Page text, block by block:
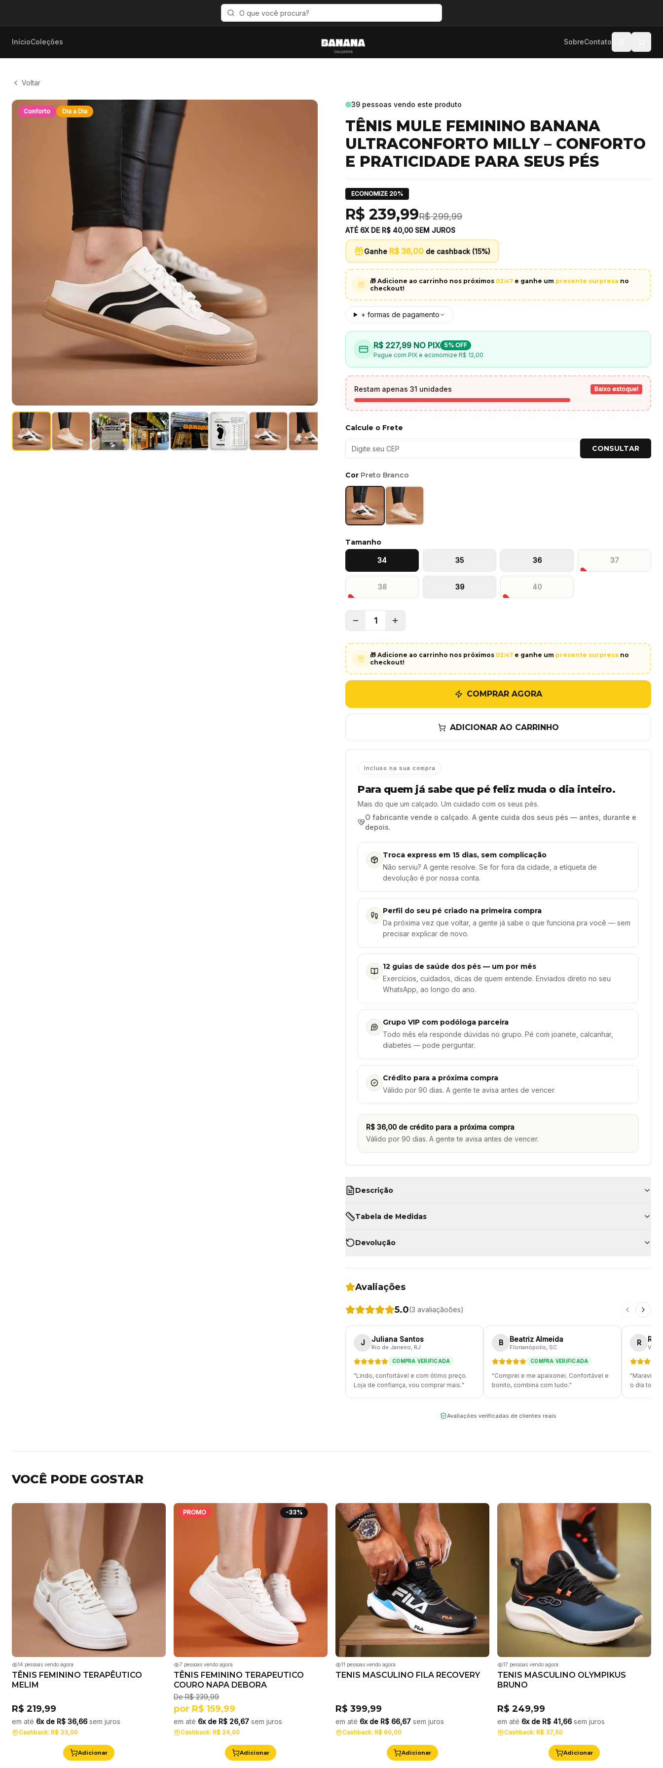
InícioColeções SobreContato
Voltar
Conforto Dia a Dia
39 pessoas vendo este produto
TÊNIS MULE FEMININO BANANA
ULTRACONFORTO MILLY – CONFORTO
E PRATICIDADE PARA SEUS PÉS
ECONOMIZE 20%
R$ 239,99R$ 299,99
ATÉ 6X DE R$ 40,00 SEM JUROS
Ganhe R$ 36,00 de cashback (15%)
🎁 Adicione ao carrinho nos próximos 02:45 e ganhe um presente surpresa no
checkout!
+ formas de pagamento
R$ 227,99 NO PIX 5% OFF
Pague com PIX e economize R$ 12,00
Restam apenas 31 unidades Baixo estoque!
Calcule o Frete
CONSULTAR
Cor Preto Branco
Tamanho
34 35 36 37
38 39 40
1
🎁 Adicione ao carrinho nos próximos 02:45 e ganhe um presente surpresa no
checkout!
COMPRAR AGORA
ADICIONAR AO CARRINHO
Incluso na sua compra
Para quem já sabe que pé feliz muda o dia inteiro.
Mais do que um calçado. Um cuidado com os seus pés.
O fabricante vende o calçado. A gente cuida dos seus pés — antes, durante e
depois.
Troca express em 15 dias, sem complicação
Não serviu? A gente resolve. Se for fora da cidade, a etiqueta de
devolução é por nossa conta.
Perfil do seu pé criado na primeira compra
Da próxima vez que voltar, a gente já sabe o que funciona pra você — sem
precisar explicar de novo.
12 guias de saúde dos pés — um por mês
Exercícios, cuidados, dicas de quem entende. Enviados direto no seu
WhatsApp, ao longo do ano.
Grupo VIP com podóloga parceira
Todo mês ela responde dúvidas no grupo. Pé com joanete, calcanhar,
diabetes — pode perguntar.
Crédito para a próxima compra
Válido por 90 dias. A gente te avisa antes de vencer.
R$ 36,00 de crédito para a próxima compra
Válido por 90 dias. A gente te avisa antes de vencer.
Descrição
Tabela de Medidas
Devolução
Avaliações
5.0(3 avaliaçãoões)
J Juliana Santos
Rio de Janeiro , RJ
COMPRA VERIFICADA
"Lindo, confortável e com ótimo preço.
Loja de confiança, vou comprar mais."
B Beatriz Almeida
Florianópolis , SC
COMPRA VERIFICADA
"Comprei e me apaixonei. Confortável e
bonito, combina com tudo."
R
"
o dia todo
Avaliações verificadas de clientes reais
VOCÊ PODE GOSTAR
14 pessoas vendo agora
TÊNIS FEMININO TERAPÊUTICO
MELIM
R$ 219,99
em até 6x de R$ 36,66 sem juros
Cashback: R$ 33,00
Adicionar
PROMO -33%
7 pessoas vendo agora
TÊNIS FEMININO TERAPEUTICO
COURO NAPA DEBORA
DeR$ 239,99
por R$ 159,99
em até 6x de R$ 26,67 sem juros
Cashback: R$ 24,00
Adicionar
11 pessoas vendo agora
TENIS MASCULINO FILA RECOVERY
R$ 399,99
em até 6x de R$ 66,67 sem juros
Cashback: R$ 60,00
Adicionar
17 pessoas vendo agora
TENIS MASCULINO OLYMPIKUS
BRUNO
R$ 249,99
em até 6x de R$ 41,66 sem juros
Cashback: R$ 37,50
Adicionar